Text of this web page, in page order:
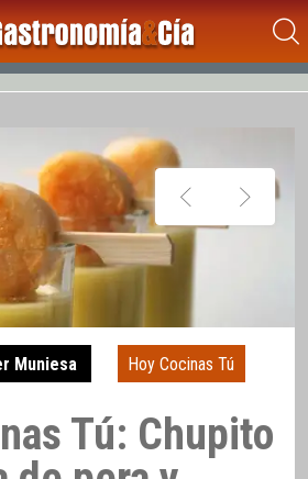
Muniesa Hoy Cocinas Tú
Tú: Chupito